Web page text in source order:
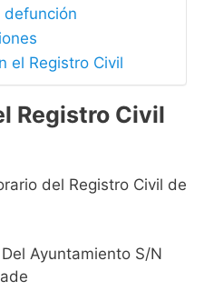
defunción
el Registro Civil
Registro Civil
del Registro Civil de
Ayuntamiento S/N